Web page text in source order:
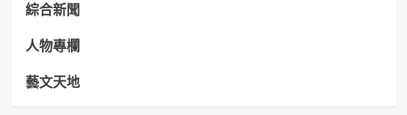
綜合新聞
人物專欄
藝文天地